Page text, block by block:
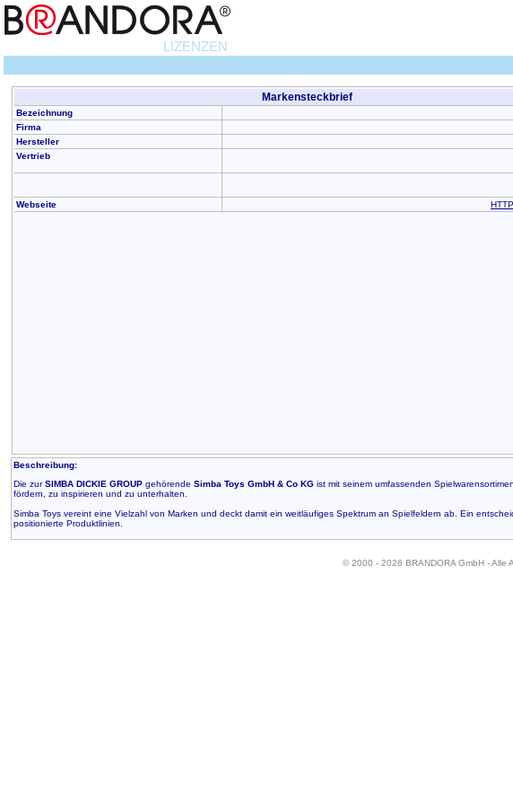
LIZENZEN
Markensteckbrief
Bezeichnung
Firma
Hersteller
Vertrieb
Webseite
Beschreibung:
Die zurSIMBA DICKIE GROUP gehörende Simba Toys GmbH & Co KG ist mit seinem umfassenden
fördern, zu inspirieren und zu unterhalten.
Simba Toys vereint eine Vielzahl von Marken und deckt damit ein weitläufiges Spektrum an Spielfeldern ab. Ein
positionierte Produktlinien.
© 2000 - 2026 BRANDORA GmbH - Alle